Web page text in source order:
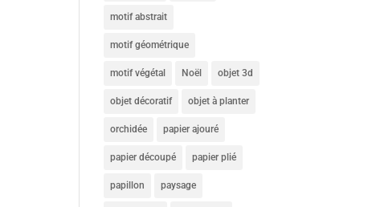
motif abstrait
motif géométrique
motif végétal Noël objet 3d
objet décoratif objet à planter
orchidée papier ajouré
papier découpé papier plié
papillon paysage